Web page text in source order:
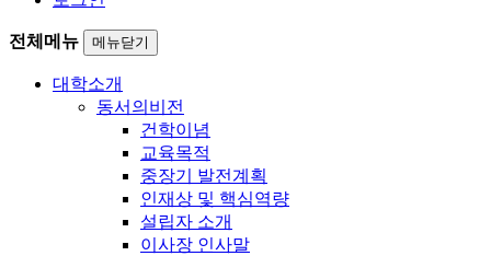
전체메뉴 메뉴닫기
대학소개
동서의비전
건학이념
교육목적
중장기 발전계획
인재상 및 핵심역량
설립자 소개
이사장 인사말